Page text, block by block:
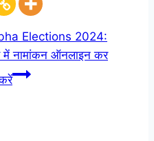
Elections 2024:
में नामांकन ऑनलाइन कर